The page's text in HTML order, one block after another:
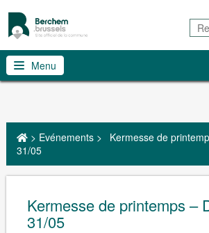
Menu
> Evénements>
Kermesse de
31/05
Kermesse de printemps –
31/05